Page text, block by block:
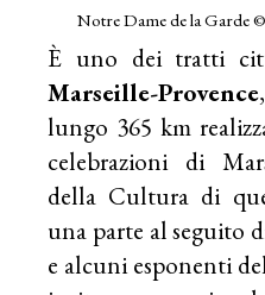
Notre Dame de la Garde
È uno dei tratti
Marseille-Provence
lungo 365 km
celebrazioni di
della Cultura di
una parte al seguito
e alcuni esponenti